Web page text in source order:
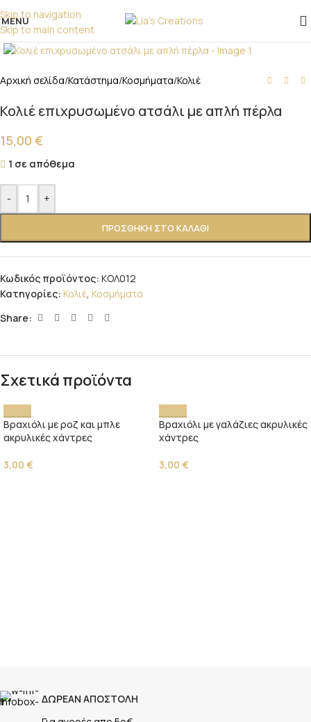
Skip to navigation
Skip to main content
επικοινωνήστε μαζί μας!
MENU
Click to enlarge
Αρχική σελίδα/Κατάστημα/Κοσμήματα/Κολιέ
Κολιέ επιχρυσωμένο ατσάλι με απλή πέρλα
15,00 €
1 σε απόθεμα
- +
ΠΡΟΣΘΉΚΗ ΣΤΟ ΚΑΛΆΘΙ
Κωδικός προϊόντος: ΚΟΛ012
Κατηγορίες: Κολιέ, Κοσμήματα
Share:
Σχετικά προϊόντα
Βραχιόλι με ροζ και μπλε
ακρυλικές χάντρες
3,00 €
Βραχιόλι με γαλάζιες ακρυλικές
χάντρες
3,00 €
ΔΩΡΕΑΝ ΑΠΟΣΤΟΛΗ